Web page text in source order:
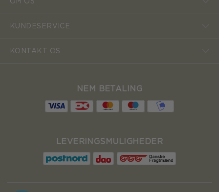
OM OS
KUNDESERVICE
KONTAKT OS
NEM BETALING
LEVERINGSMULIGHEDER